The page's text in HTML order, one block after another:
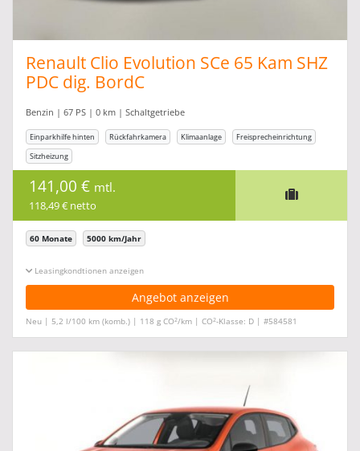
Renault Clio Evolution SCe 65 Kam SHZ
PDC dig. BordC
Benzin | 67 PS | 0 km | Schaltgetriebe
Einparkhilfe hinten Rückfahrkamera Klimaanlage
Freisprecheinrichtung
Sitzheizung
141,00 € mtl.
118,49 € netto
60 Monate 5000 km/Jahr
Leasingkonditionen ein-/ausblenden
Angebot anzeigen
Neu | 5,2 l/100 km (komb.) | 118 g CO2/km | CO2-Klasse: D | #584581